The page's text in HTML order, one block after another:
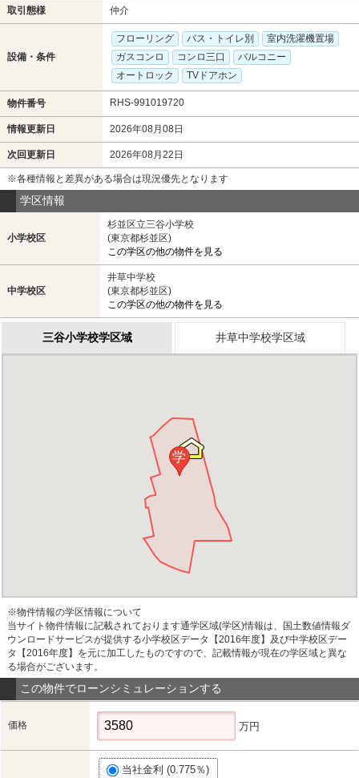
取引態様 仲介
設備・条件
フローリング バス・トイレ別
室内洗濯機置場
ガスコンロ
コンロ三口
バルコニー
オートロック
TVドアホン
物件番号 RHS-991019720
情報更新日 2026年08月08日
次回更新日 2026年08月22日
※各種情報と差異がある場合は現況優先となります
学区情報
小学校区
杉並区立三谷小学校
(東京都杉並区)
この学区の他の物件を見る
中学校区
井草中学校
(東京都杉並区)
この学区の他の物件を見る
三谷小学校学区域 井草中学校学区域
学
※物件情報の学区情報について
当サイト物件情報に記載されております通学区域(学区)情報は、国土数値情報ダ
ウンロードサービスが提供する小学校区データ【2016年度】及び中学校区デー
タ【2016年度】を元に加工したものですので、記載情報が現在の学区域と異な
る場合がございます。
この物件でローンシミュレーションする
価格 万円
当社金利 (0.775％)